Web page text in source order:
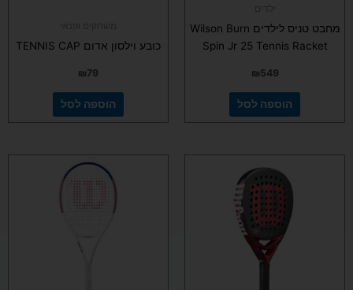
מחבט טניס לילדים Wilson Burn
Spin Jr 25 Tennis Racket
₪549
הוספה לסל
כובע וילסון אדום TENNIS CAP
₪79
הוספה לסל